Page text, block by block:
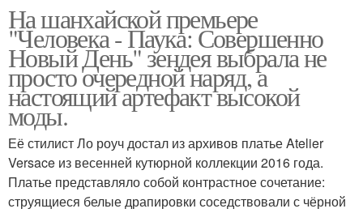
На шанхайской премьере
"Человека - Паука: Совершенно
Новый День" зендея выбрала не
просто очередной наряд, а
настоящий артефакт высокой
моды.
Её стилист Ло роуч достал из архивов платье Atelier
Versace из весенней кутюрной коллекции 2016 года.
Платье представляло собой контрастное сочетание:
струящиеся белые драпировки соседствовали с чёрной